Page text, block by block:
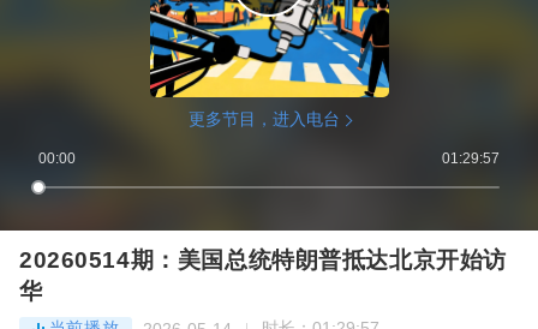
更多节目，进入电台
00:00 01:29:57
20260514期：美国总统特朗普抵达北京开始访
华